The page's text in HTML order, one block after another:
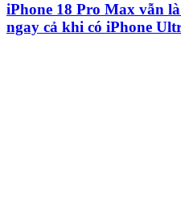
iPhone 18 Pro Max vẫn
ngay cả khi có iPhone